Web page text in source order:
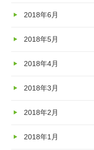
2018年6月
2018年5月
2018年4月
2018年3月
2018年2月
2018年1月